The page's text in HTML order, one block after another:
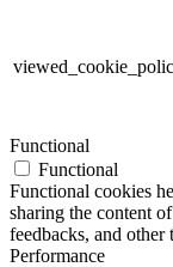
Functional
Functional
Functional cookies
sharing the content
feedbacks, and other
Performance